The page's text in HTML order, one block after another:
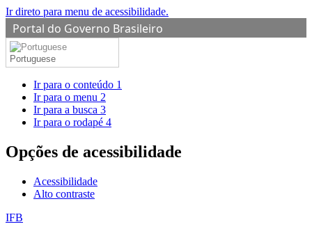
Ir direto para menu de acessibilidade.
Portal do Governo Brasileiro
Portuguese
Ir para o conteúdo 1
Ir para o menu 2
Ir para a busca 3
Ir para o rodapé 4
Opções de acessibilidade
Acessibilidade
Alto contraste
IFB